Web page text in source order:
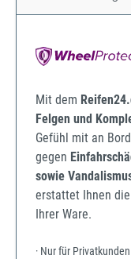
Mit dem
Felgen und
Gefühl mit an
gegen
sowie
erstattet Ihnen
Ihrer Ware.
· Nur für Privatkunden